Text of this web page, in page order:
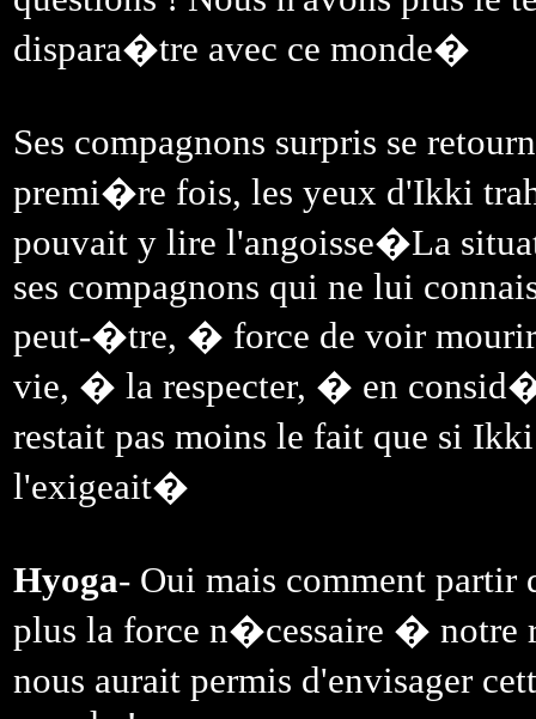
dispara�tre avec ce monde�
Ses compagnons surpris se
premi�re fois, les yeux d'Ikki
pouvait y lire l'angoisse�La
ses compagnons qui ne lui
peut-�tre, � force de voir
vie, � la respecter, � en
restait pas moins le fait que si
l'exigeait�
Hyoga- Oui mais comment
plus la force n�cessaire � notre
nous aurait permis d'envisager